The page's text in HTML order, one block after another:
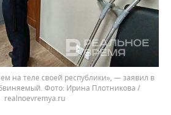
на теле своей республики», — заявил в
Ирина Плотникова /
realnoevremya.ru